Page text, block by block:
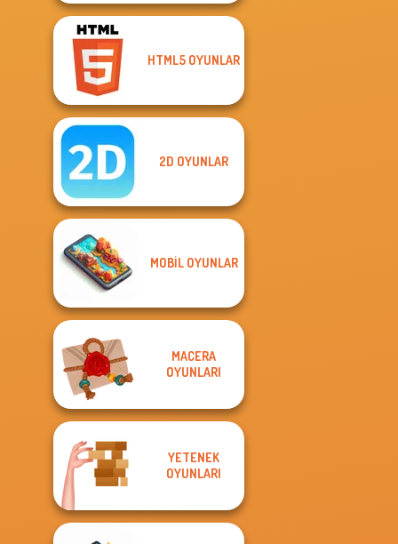
HTML5 OYUNLAR
2D OYUNLAR
MOBIL OYUNLAR
MACERA
OYUNLARI
YETENEK
OYUNLARI